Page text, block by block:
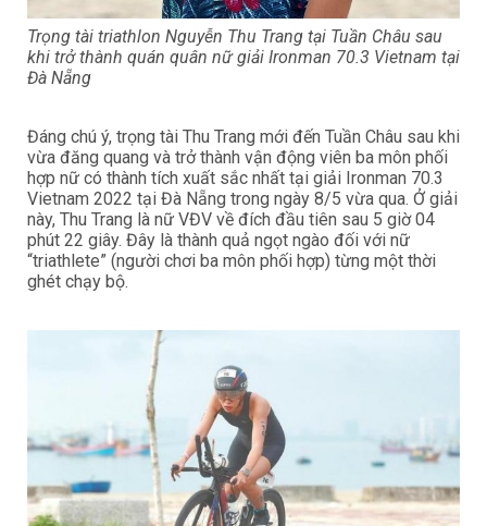
Trọng tài triathlon Nguyễn Thu Trang tại Tuần Châu sau
khi trở thành quán quân nữ giải Ironman 70.3 Vietnam tại
Đà Nẵng
Đáng chú ý, trọng tài Thu Trang mới đến Tuần Châu sau khi
vừa đăng quang và trở thành vận động viên ba môn phối
hợp nữ có thành tích xuất sắc nhất tại giải Ironman 70.3
Vietnam 2022 tại Đà Nẵng trong ngày 8/5 vừa qua. Ở giải
này, Thu Trang là nữ VĐV về đích đầu tiên sau 5 giờ 04
phút 22 giây. Đây là thành quả ngọt ngào đối với nữ
“triathlete” (người chơi ba môn phối hợp) từng một thời
ghét chạy bộ.